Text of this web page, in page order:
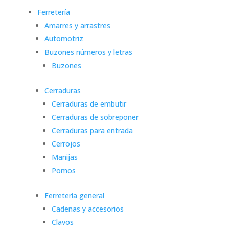
Ferretería
Amarres y arrastres
Automotriz
Buzones números y letras
Buzones
Cerraduras
Cerraduras de embutir
Cerraduras de sobreponer
Cerraduras para entrada
Cerrojos
Manijas
Pomos
Ferretería general
Cadenas y accesorios
Clavos